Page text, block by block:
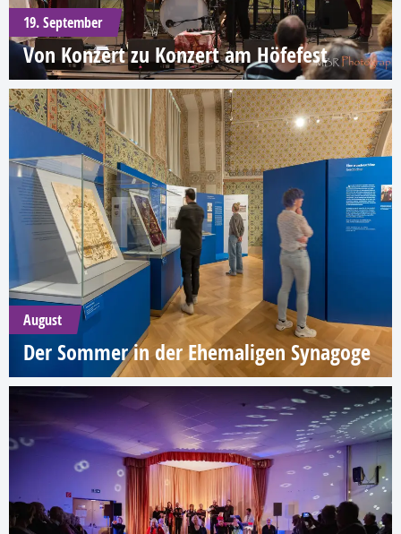
19. September
Von Konzert zu Konzert am Höfefest
August
Der Sommer in der Ehemaligen Synagoge